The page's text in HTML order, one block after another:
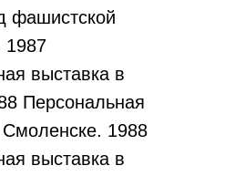
фашистской
1987
выставка в
Персональная
Смоленске. 1988
выставка в